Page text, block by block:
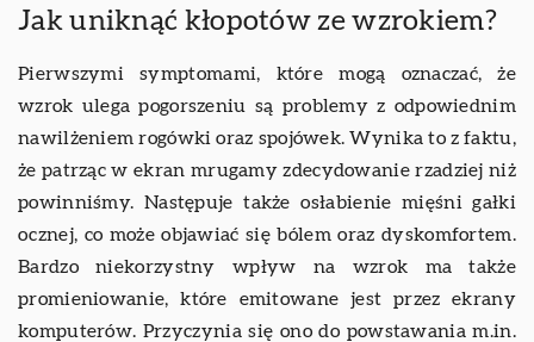
Jak uniknąć kłopotów ze wzrokiem?
Pierwszymi symptomami, które mogą oznaczać, że
wzrok ulega pogorszeniu są problemy z odpowiednim
nawilżeniem rogówki oraz spojówek. Wynika to z faktu,
że patrząc w ekran mrugamy zdecydowanie rzadziej niż
powinniśmy. Następuje także osłabienie mięśni gałki
ocznej, co może objawiać się bólem oraz dyskomfortem.
Bardzo niekorzystny wpływ na wzrok ma także
promieniowanie, które emitowane jest przez ekrany
komputerów. Przyczynia się ono do powstawania m.in.